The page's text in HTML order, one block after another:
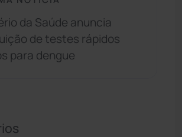
da Saúde anuncia
de testes rápidos
para dengue